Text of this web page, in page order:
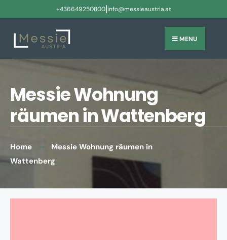
+436649250800|info@messieaustria.at
MENU
Messie Wohnung
räumen in Wattenberg
Home
Messie Wohnung räumen in
Wattenberg